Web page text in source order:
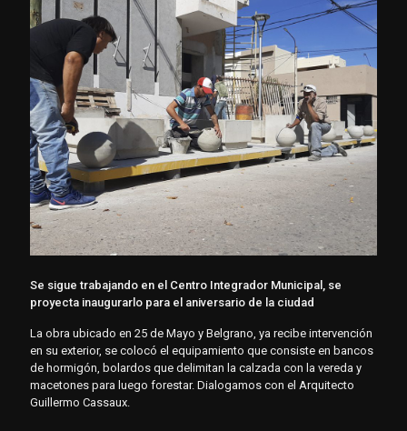
Se sigue trabajando en el Centro Integrador Municipal, se
proyecta inaugurarlo para el aniversario de la ciudad
La obra ubicado en 25 de Mayo y Belgrano, ya recibe intervención
en su exterior, se colocó el equipamiento que consiste en bancos
de hormigón, bolardos que delimitan la calzada con la vereda y
macetones para luego forestar. Dialogamos con el Arquitecto
Guillermo Cassaux.